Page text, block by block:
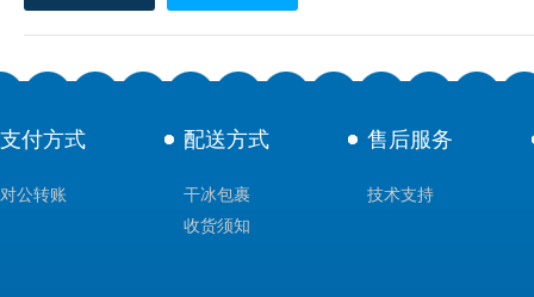
支付方式
对公转账
配送方式
干冰包裹
收货须知
售后服务
技术支持